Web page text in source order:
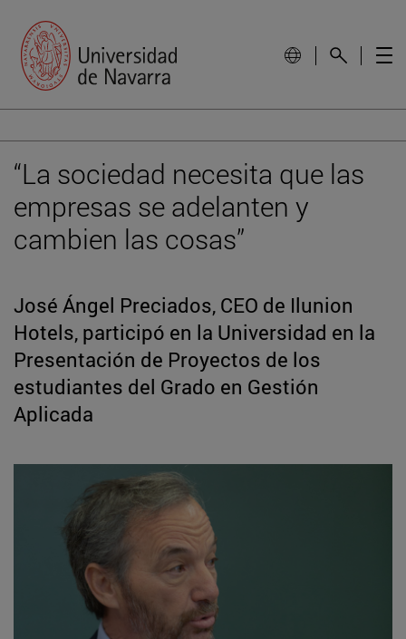
“La sociedad necesita que las
empresas se adelanten y
cambien las cosas”
José Ángel Preciados, CEO de Ilunion
Hotels, participó en la Universidad en la
Presentación de Proyectos de los
estudiantes del Grado en Gestión
Aplicada